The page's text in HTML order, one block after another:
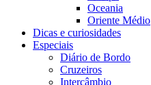
Oceania
Oriente Médio
Dicas e curiosidades
Especiais
Diário de Bordo
Cruzeiros
Intercâmbio